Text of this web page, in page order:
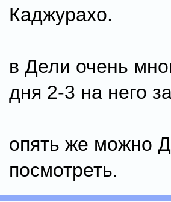
Каджурахо.
в Дели очень
дня 2-3 на него
опять же можно
посмотреть.